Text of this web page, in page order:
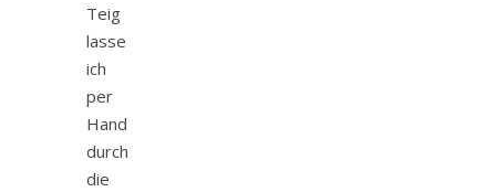
Teig
lasse
ich
per
Hand
durch
die